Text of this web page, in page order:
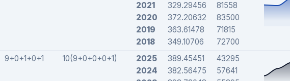
2021
2020
2019
2018
329.29456
372.20632
363.61478
349.10706
81558
83500
71815
72700
9+0+1+0+1 10(9+0+0+0+1)
2025
2024
389.45451
382.56475
43295
57641